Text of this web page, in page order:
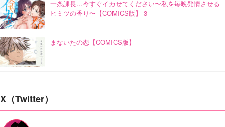
一条課長…今すぐイカせてください〜私を毎晩発情させる
ヒミツの香り〜【COMICS版】 3
まないたの恋【COMICS版】
X（Twitter）